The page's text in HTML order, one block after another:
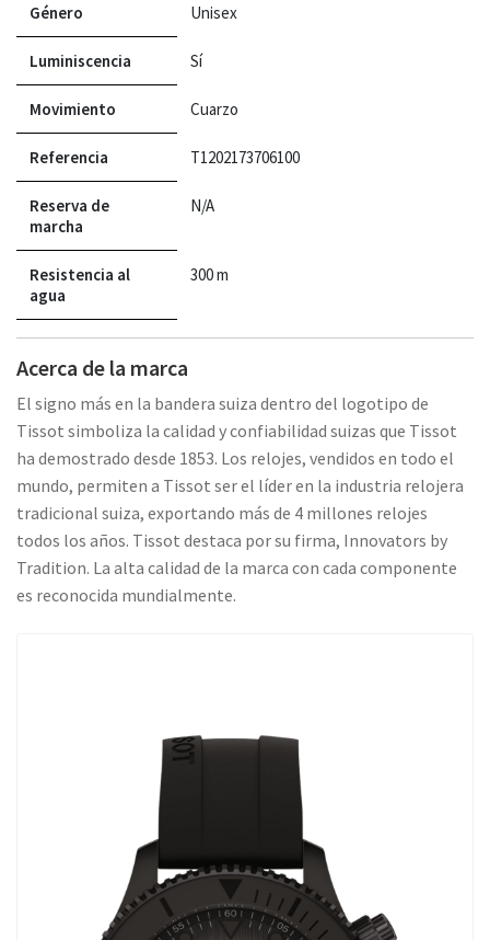
Género Unisex
Luminiscencia Sí
Movimiento Cuarzo
Referencia T1202173706100
Reserva de
marcha
N/A
Resistencia al
agua
300 m
Acerca de la marca
El signo más en la bandera suiza dentro del logotipo de
Tissot simboliza la calidad y confiabilidad suizas que Tissot
ha demostrado desde 1853. Los relojes, vendidos en todo el
mundo, permiten a Tissot ser el líder en la industria relojera
tradicional suiza, exportando más de 4 millones relojes
todos los años. Tissot destaca por su firma, Innovators by
Tradition. La alta calidad de la marca con cada componente
es reconocida mundialmente.